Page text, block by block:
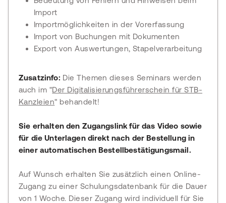
Import
Importmöglichkeiten in der Vorerfassung
Import von Buchungen mit Dokumenten
Export von Auswertungen, Stapelverarbeitung
Zusatzinfo: Die Themen dieses Seminars werden
auch im "Der Digitalisierungsführerschein für STB-
Kanzleien" behandelt!
Sie erhalten den Zugangslink für das Video sowie
für die Unterlagen direkt nach der Bestellung in
einer automatischen Bestellbestätigungsmail.
Auf Wunsch erhalten Sie zusätzlich einen Online-
Zugang zu einer Schulungsdatenbank für die Dauer
von 1 Woche. Dieser Zugang wird individuell für Sie